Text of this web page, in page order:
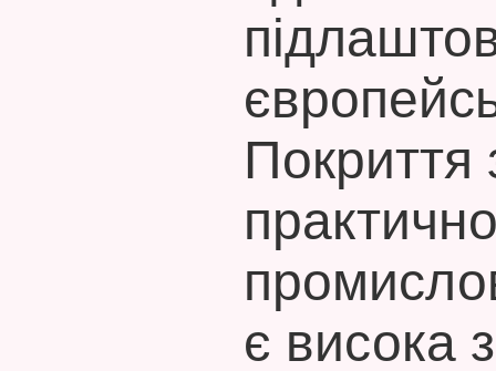
Покриття
є висока